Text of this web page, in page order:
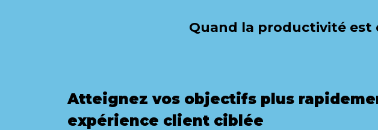
Quand la productivité est
Atteignez vos objectifs plus
expérience client ciblée